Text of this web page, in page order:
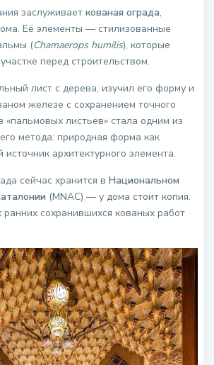
заслуживаеткованая ограда,
Её элементы — стилизованные
(Chamaerops humilis), которые
перед строительством.
лист с дерева, изучил его форму и
железе с сохранением точного
«пальмовых листьев» стала одним из
метода: природная форма как
архитектурного элемента.
сейчас хранится вНациональном
(MNAC) — у дома стоит копия.
сохранившихся кованых работ